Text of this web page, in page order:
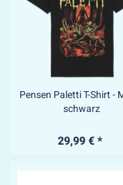
Pensen Paletti T-Shirt -
schwarz
29,99 € *